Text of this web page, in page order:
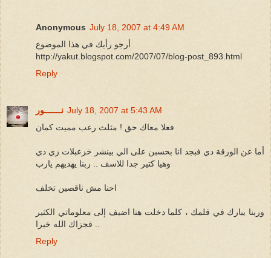
Anonymous July 18, 2007 at 4:49 AM
أرجو رأيك في هذا الموضوع
http://yakut.blogspot.com/2007/07/blog-post_893.html
Reply
نـــــــور July 18, 2007 at 5:43 AM
فعلا معاك حق ! مثلث رعب مميت كمان
أما عن الورقة دي فبجد انا بحسبن على الي بينشر خزعبلات زي دي
وهيا كتير جدا للاسف .. ربنا يهديهم يارب
احنا مش ناقصين تخلف
وربنا يبارك في قلمك ، كلما دخلت هنا اضيف إلى معلوماتي الكثير
.. فجزاك الله خيرا
Reply